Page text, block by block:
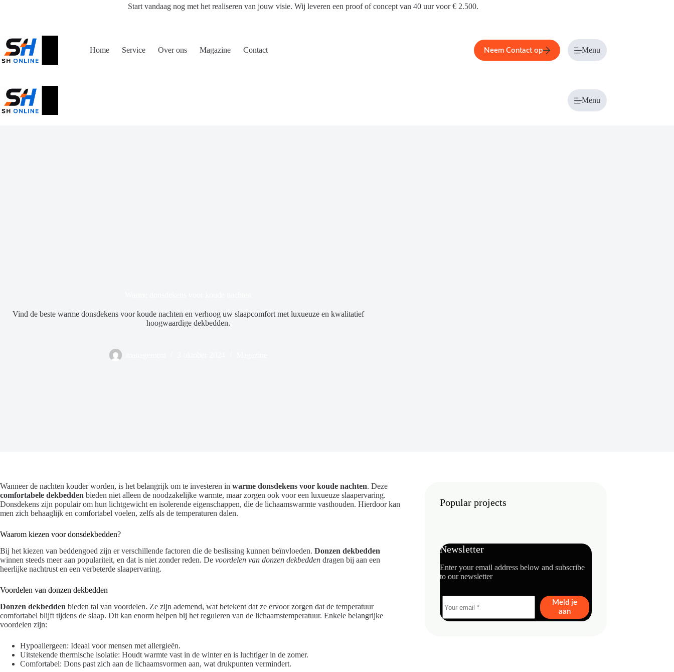
Start vandaag nog met het realiseren van jouw visie. Wij leveren een proof of concept van 40 uur voor € 2.500.
Home Service Over ons Magazine Contact Neem Contact op Menu
Menu
Vind de beste warme donsdekens voor koude nachten en verhoog uw slaapcomfort met luxueuze en kwalitatief
hoogwaardige dekbedden.
Wanneer de nachten kouder worden, is het belangrijk om te investeren in warme donsdekens voor koude nachten. Deze
comfortabele dekbedden bieden niet alleen de noodzakelijke warmte, maar zorgen ook voor een luxueuze slaapervaring.
Donsdekens zijn populair om hun lichtgewicht en isolerende eigenschappen, die de lichaamswarmte vasthouden. Hierdoor kan
men zich behaaglijk en comfortabel voelen, zelfs als de temperaturen dalen.
Waarom kiezen voor donsdekbedden?
Bij het kiezen van beddengoed zijn er verschillende factoren die de beslissing kunnen beïnvloeden. Donzen dekbedden
winnen steeds meer aan populariteit, en dat is niet zonder reden. De voordelen van donzen dekbedden dragen bij aan een
heerlijke nachtrust en een verbeterde slaapervaring.
Voordelen van donzen dekbedden
Donzen dekbedden bieden tal van voordelen. Ze zijn ademend, wat betekent dat ze ervoor zorgen dat de temperatuur
comfortabel blijft tijdens de slaap. Dit kan enorm helpen bij het reguleren van de lichaamstemperatuur. Enkele belangrijke
voordelen zijn:
Hypoallergeen: Ideaal voor mensen met allergieën.
Uitstekende thermische isolatie: Houdt warmte vast in de winter en is luchtiger in de zomer.
Comfortabel: Dons past zich aan de lichaamsvormen aan, wat drukpunten vermindert.
Popular projects
Newsletter
Enter your email address below and subscribe
to our newsletter
Meld je
aan